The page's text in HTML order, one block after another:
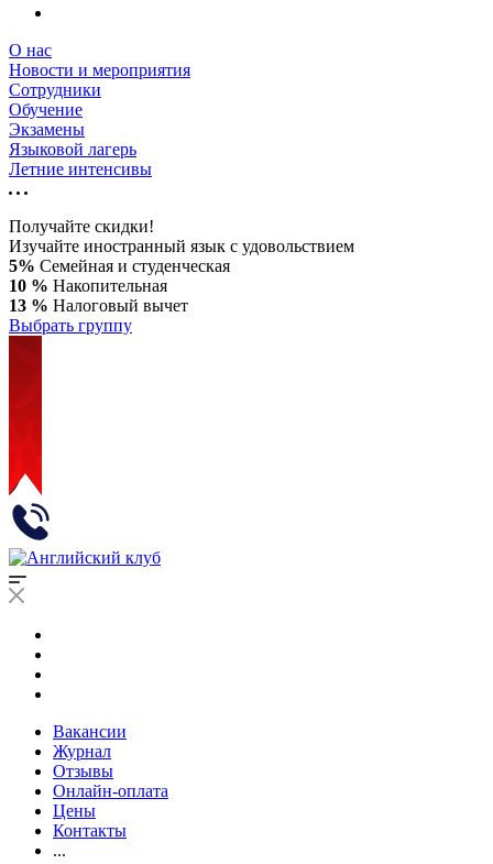
О нас
Новости и мероприятия
Сотрудники
Обучение
Экзамены
Языковой лагерь
Летние интенсивы
Получайте скидки!
Изучайте иностранный язык с удовольствием
5% Семейная и студенческая
10 % Накопительная
13 % Налоговый вычет
Выбрать группу
Вакансии
Журнал
Отзывы
Онлайн-оплата
Цены
Контакты
...